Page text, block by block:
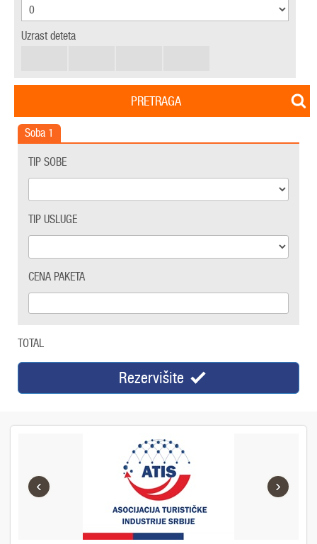
Uzrast deteta
PRETRAGA
Soba 1
TIP SOBE
TIP USLUGE
CENA PAKETA
TOTAL
Rezervišite
‹ ›